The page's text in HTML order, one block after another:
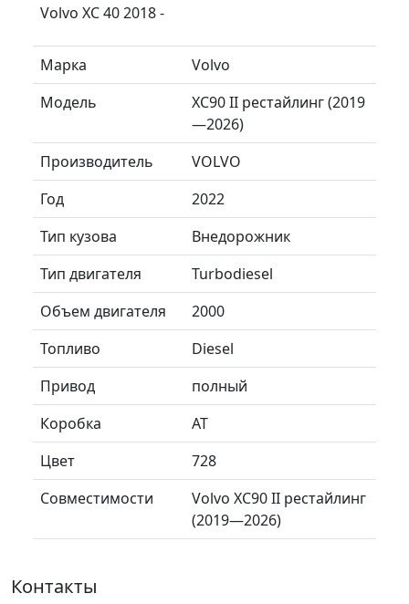
Volvo XC 40 2018 -
Марка
Volvo
Модель
XC90 II рестайлинг (2019
—2026)
Производитель
VOLVO
Год
2022
Тип кузова
Внедорожник
Тип двигателя
Turbodiesel
Объем двигателя
2000
Топливо
Diesel
Привод
полный
Коробка
AT
Цвет
728
Совместимости
Volvo XC90 II рестайлинг
(2019—2026)
Контакты